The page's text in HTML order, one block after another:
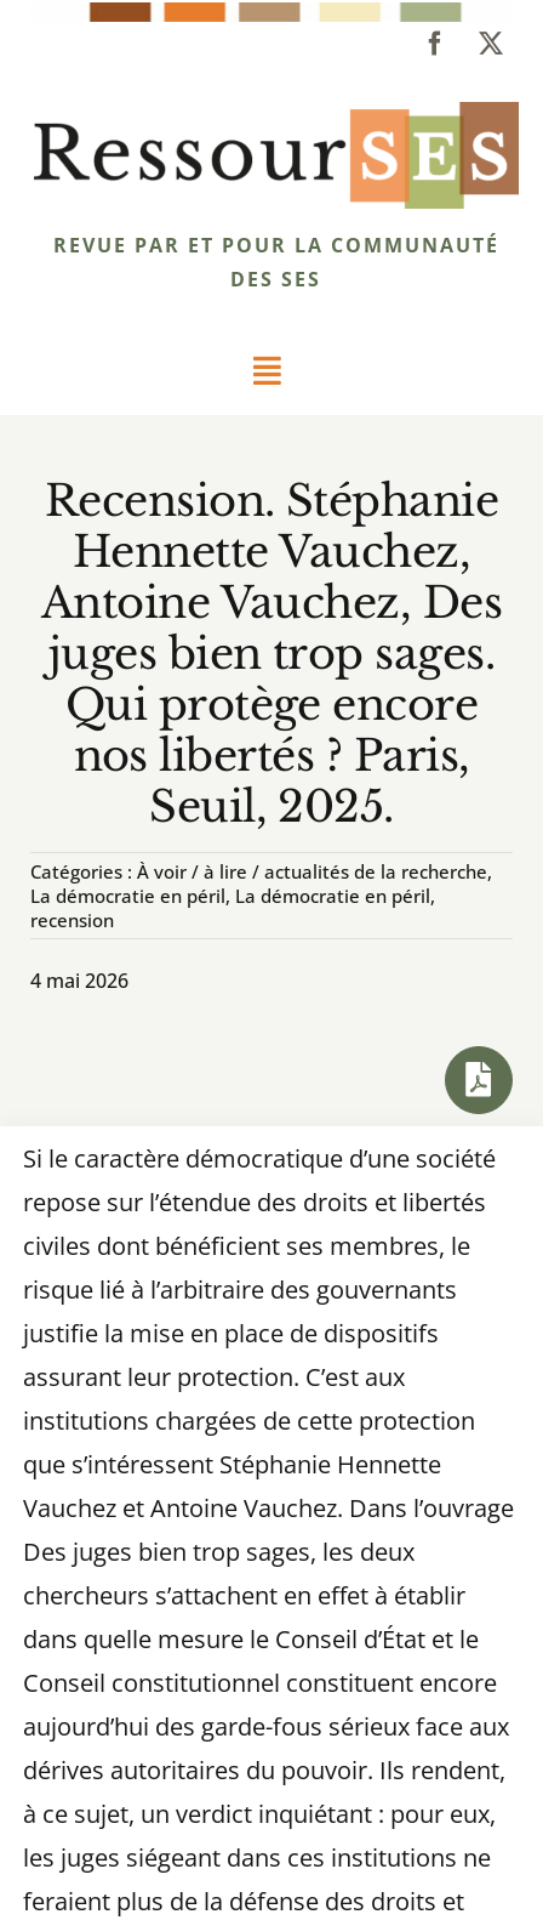
REVUE PAR ET POUR LA COMMUNAUTÉ
DES SES
Toggle
En classe / activités et outils
À voir / À lire / Actualité de la recherche
À propos
Pour contribuer
Rechercher:
Recension. Stéphanie
Hennette Vauchez,
Antoine Vauchez, Des
juges bien trop sages.
Qui protège encore
nos libertés ? Paris,
Seuil, 2025.
Catégories : À voir / à lire / actualités de la recherche,
La démocratie en péril, La démocratie en péril,
recension
4 mai 2026
Si le caractère démocratique d’une société
repose sur l’étendue des droits et libertés
civiles dont bénéficient ses membres, le
risque lié à l’arbitraire des gouvernants
justifie la mise en place de dispositifs
assurant leur protection. C’est aux
institutions chargées de cette protection
que s’intéressent Stéphanie Hennette
Vauchez et Antoine Vauchez. Dans l’ouvrage
Des juges bien trop sages, les deux
chercheurs s’attachent en effet à établir
dans quelle mesure le Conseil d’État et le
Conseil constitutionnel constituent encore
aujourd’hui des garde-fous sérieux face aux
dérives autoritaires du pouvoir. Ils rendent,
à ce sujet, un verdict inquiétant : pour eux,
les juges siégeant dans ces institutions ne
feraient plus de la défense des droits et